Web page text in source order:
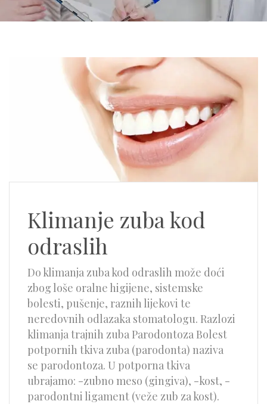
Klimanje zuba kod
odraslih
Do klimanja zuba kod odraslih može doći
zbog loše oralne higijene, sistemske
bolesti, pušenje, raznih lijekovi te
neredovnih odlazaka stomatologu. Razlozi
klimanja trajnih zuba Parodontoza Bolest
potpornih tkiva zuba (parodonta) naziva
se parodontoza. U potporna tkiva
ubrajamo: -zubno meso (gingiva), -kost, -
parodontni ligament (veže zub za kost).